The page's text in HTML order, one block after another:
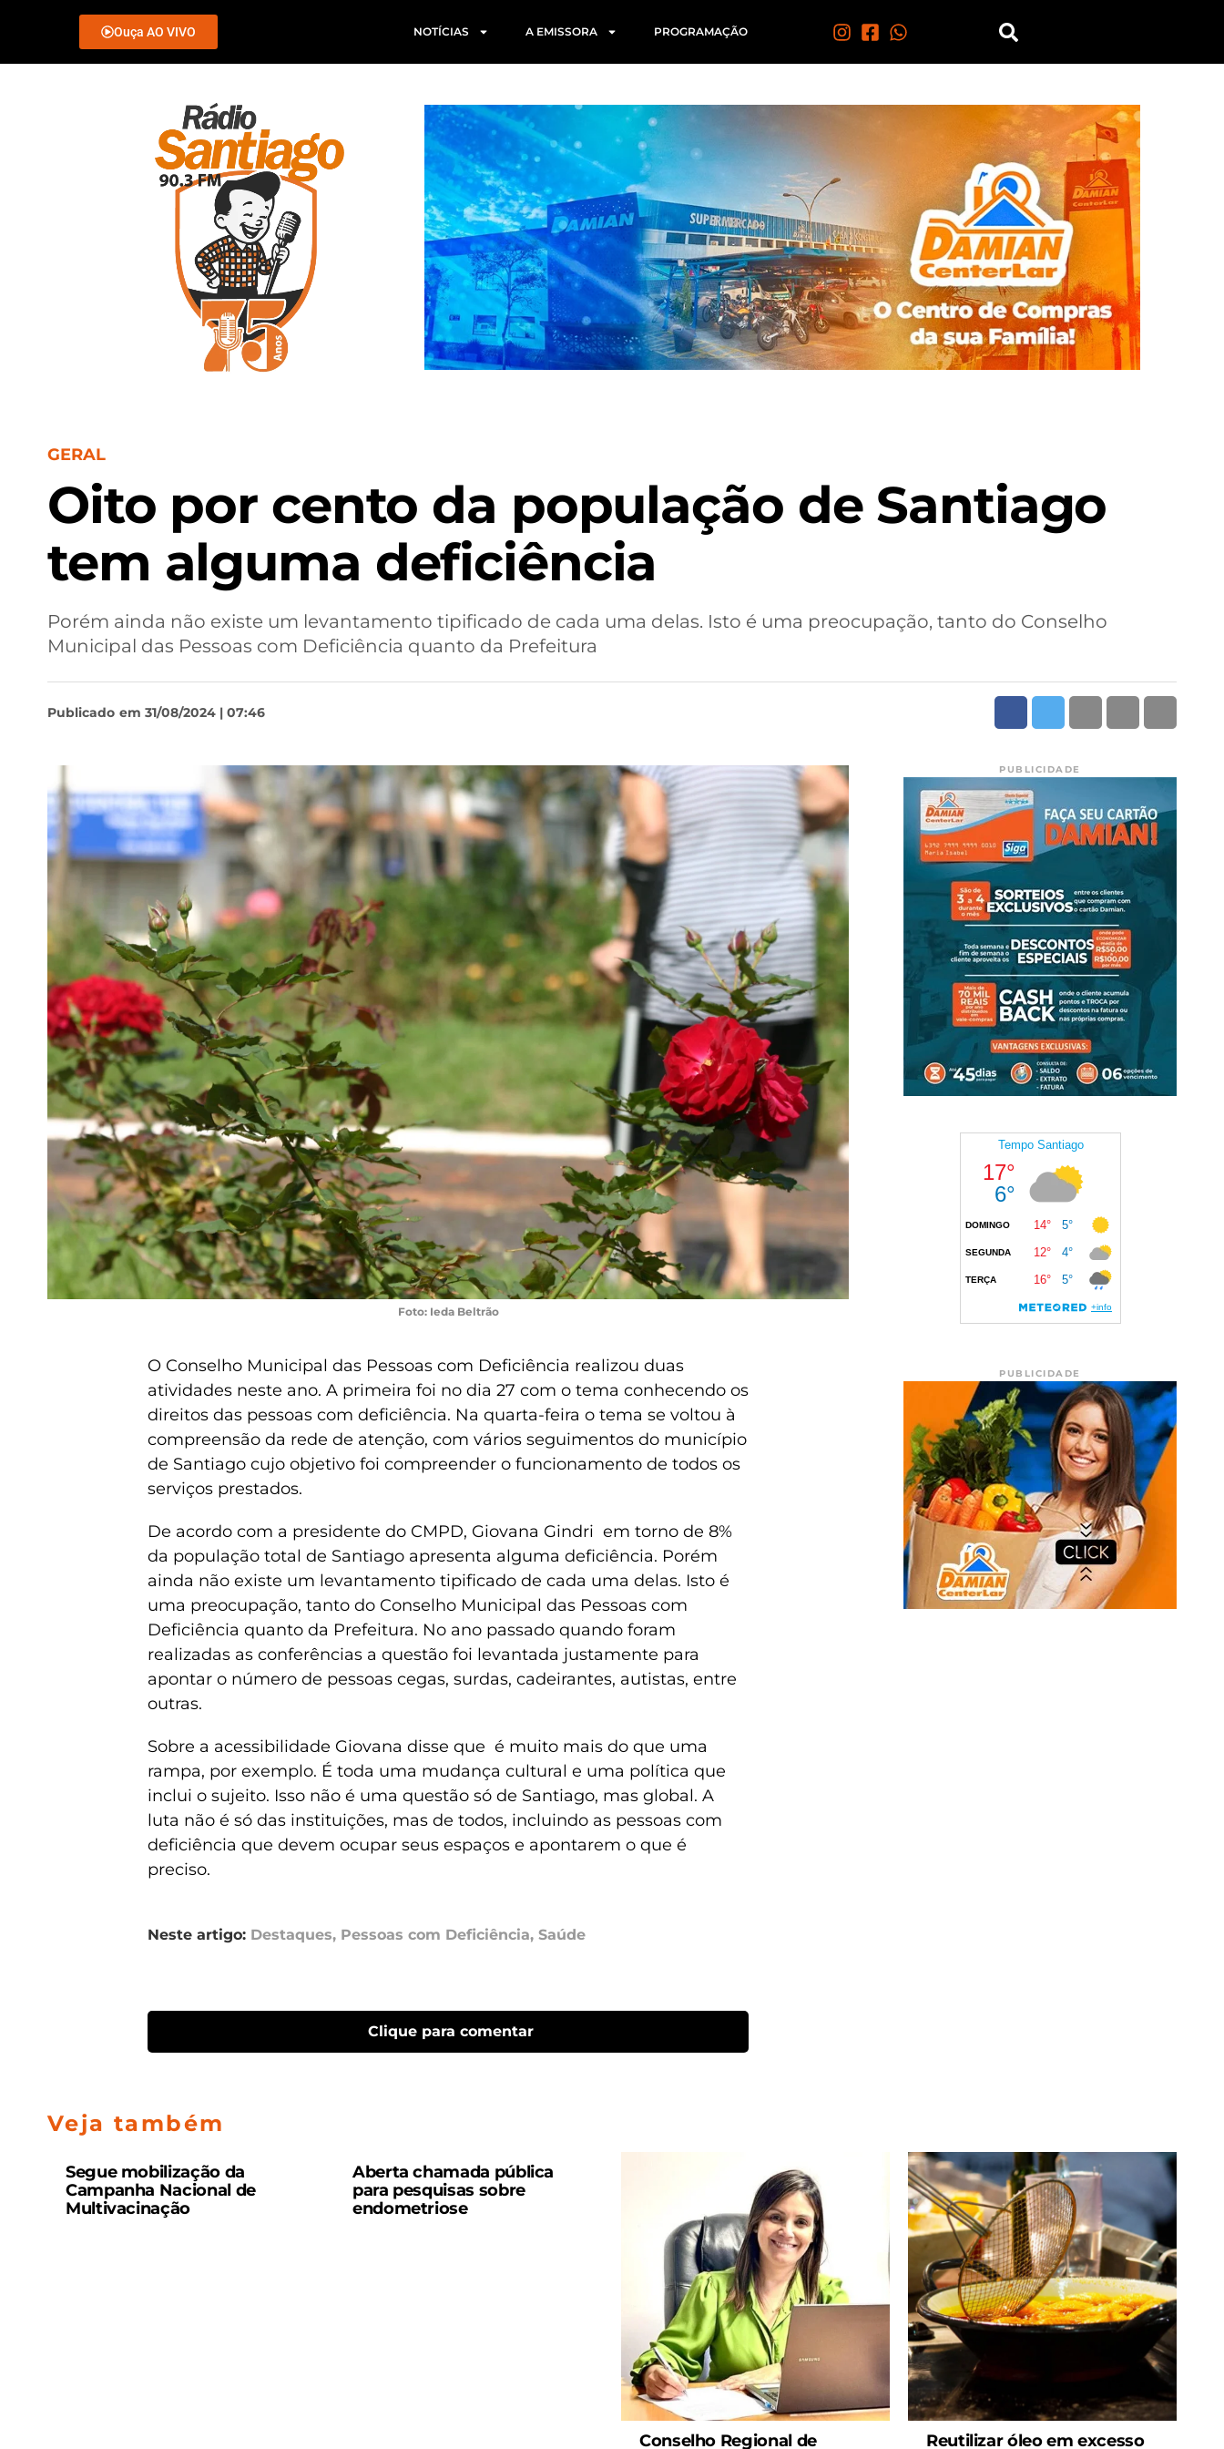
Ouça AO VIVO NOTÍCIAS A EMISSORA PROGRAMAÇÃO
GERAL
Oito por cento da população de Santiago
tem alguma deficiência
Porém ainda não existe um levantamento tipificado de cada uma delas. Isto é uma preocupação, tanto do Conselho
Municipal das Pessoas com Deficiência quanto da Prefeitura
Publicado em 31/08/2024 | 07:46
Foto: Ieda Beltrão
O Conselho Municipal das Pessoas com Deficiência realizou duas
atividades neste ano. A primeira foi no dia 27 com o tema conhecendo os
direitos das pessoas com deficiência. Na quarta-feira o tema se voltou à
compreensão da rede de atenção, com vários seguimentos do município
de Santiago cujo objetivo foi compreender o funcionamento de todos os
serviços prestados.
De acordo com a presidente do CMPD, Giovana Gindri em torno de 8%
da população total de Santiago apresenta alguma deficiência. Porém
ainda não existe um levantamento tipificado de cada uma delas. Isto é
uma preocupação, tanto do Conselho Municipal das Pessoas com
Deficiência quanto da Prefeitura. No ano passado quando foram
realizadas as conferências a questão foi levantada justamente para
apontar o número de pessoas cegas, surdas, cadeirantes, autistas, entre
outras.
Sobre a acessibilidade Giovana disse que é muito mais do que uma
rampa, por exemplo. É toda uma mudança cultural e uma política que
inclui o sujeito. Isso não é uma questão só de Santiago, mas global. A
luta não é só das instituições, mas de todos, incluindo as pessoas com
deficiência que devem ocupar seus espaços e apontarem o que é
preciso.
Neste artigo: Destaques, Pessoas com Deficiência, Saúde
Clique para comentar
PUBLICIDADE
PUBLICIDADE
Veja também
Segue mobilização da
Campanha Nacional de
Multivacinação
Aberta chamada pública
para pesquisas sobre
endometriose
Conselho Regional de Reutilizar óleo em excesso